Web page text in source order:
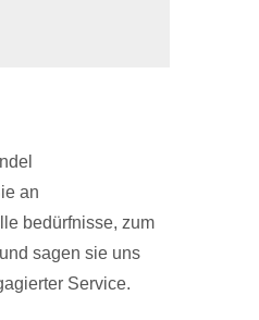
an
bedürfnisse, zum
sagen sie uns
Service.